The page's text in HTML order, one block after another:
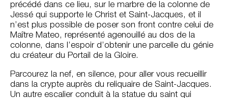
précédé dans ce lieu, sur le marbre de la colonne de
Jessé qui supporte le Christ et Saint-Jacques, et il
n’est plus possible de poser son front contre celui de
Maître Mateo, représenté agenouillé au dos de la
colonne, dans l’espoir d’obtenir une parcelle du génie
du créateur du Portail de la Gloire.
Parcourez la nef, en silence, pour aller vous recueillir
dans la crypte auprès du reliquaire de Saint-Jacques.
Un autre escalier conduit à la statue du saint qui